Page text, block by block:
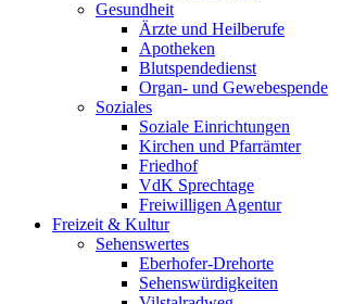
Gesundheit
Ärzte und Heilberufe
Apotheken
Blutspendedienst
Organ- und Gewebespende
Soziales
Soziale Einrichtungen
Kirchen und Pfarrämter
Friedhof
VdK Sprechtage
Freiwilligen Agentur
Freizeit & Kultur
Sehenswertes
Eberhofer-Drehorte
Sehenswürdigkeiten